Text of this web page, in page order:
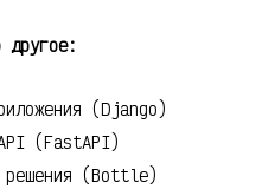
другое:
(Django)
(FastAPI)
решения (Bottle)